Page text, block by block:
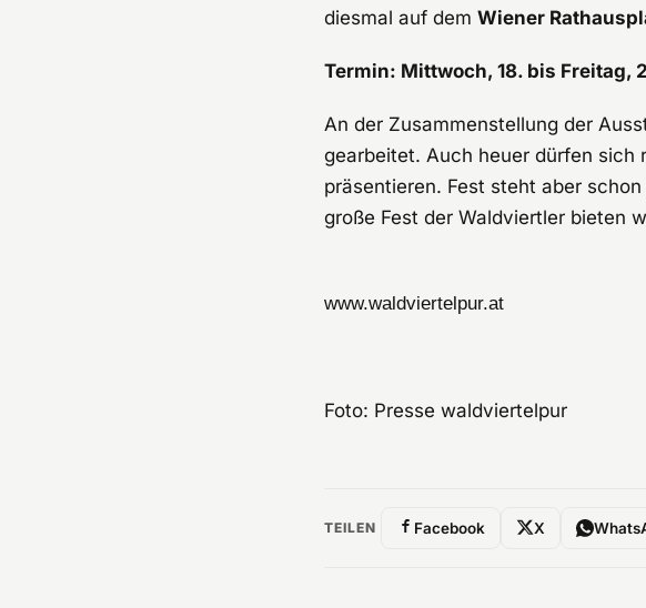
diesmal auf dem Wiener
Termin: Mittwoch, 18. bis Freitag,
An der Zusammenstellung der
gearbeitet. Auch heuer dürfen sich
präsentieren. Fest steht aber
große Fest der Waldviertler bieten
www.waldviertelpur.at
Foto: Presse waldviertelpur
TEILEN Facebook X